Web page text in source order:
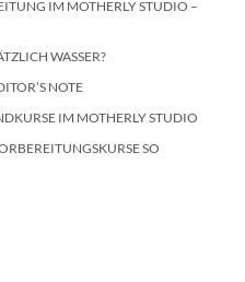
IM MOTHERLY STUDIO –
WASSER?
NOTE
IM MOTHERLY STUDIO
SO